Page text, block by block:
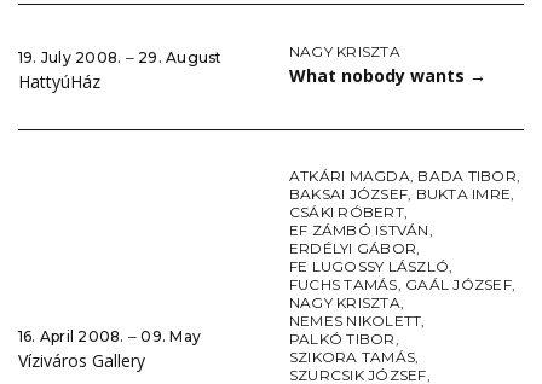
19. July 2008. ‒ 29. August
HattyúHáz
NAGY KRISZTA
What nobody wants →
16. April 2008. ‒ 09. May
Víziváros Gallery
ATKÁRI MAGDA, BADA TIBOR,
BAKSAI JÓZSEF, BUKTA IMRE,
CSÁKI RÓBERT,
EF ZÁMBÓ ISTVÁN,
ERDÉLYI GÁBOR,
FE LUGOSSY LÁSZLÓ,
FUCHS TAMÁS, GAÁL JÓZSEF,
NAGY KRISZTA,
NEMES NIKOLETT,
PALKÓ TIBOR,
SZIKORA TAMÁS,
SZURCSIK JÓZSEF,